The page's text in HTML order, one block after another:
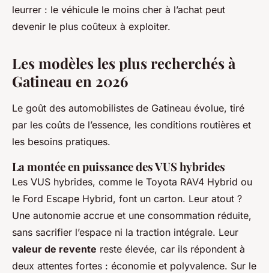
leurrer : le véhicule le moins cher à l’achat peut
devenir le plus coûteux à exploiter.
Les modèles les plus recherchés à
Gatineau en 2026
Le goût des automobilistes de Gatineau évolue, tiré
par les coûts de l’essence, les conditions routières et
les besoins pratiques.
La montée en puissance des VUS hybrides
Les VUS hybrides, comme le Toyota RAV4 Hybrid ou
le Ford Escape Hybrid, font un carton. Leur atout ?
Une autonomie accrue et une consommation réduite,
sans sacrifier l’espace ni la traction intégrale. Leur
valeur de revente reste élevée, car ils répondent à
deux attentes fortes : économie et polyvalence. Sur le